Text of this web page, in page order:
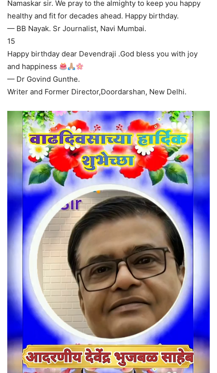
Namaskar sir. We pray to the almighty to keep you happy
healthy and fit for decades ahead. Happy birthday.
— BB Nayak. Sr Journalist, Navi Mumbai.
15
Happy birthday dear Devendraji .God bless you with joy
and happiness
— Dr Govind Gunthe.
Writer and Former Director,Doordarshan, New Delhi.